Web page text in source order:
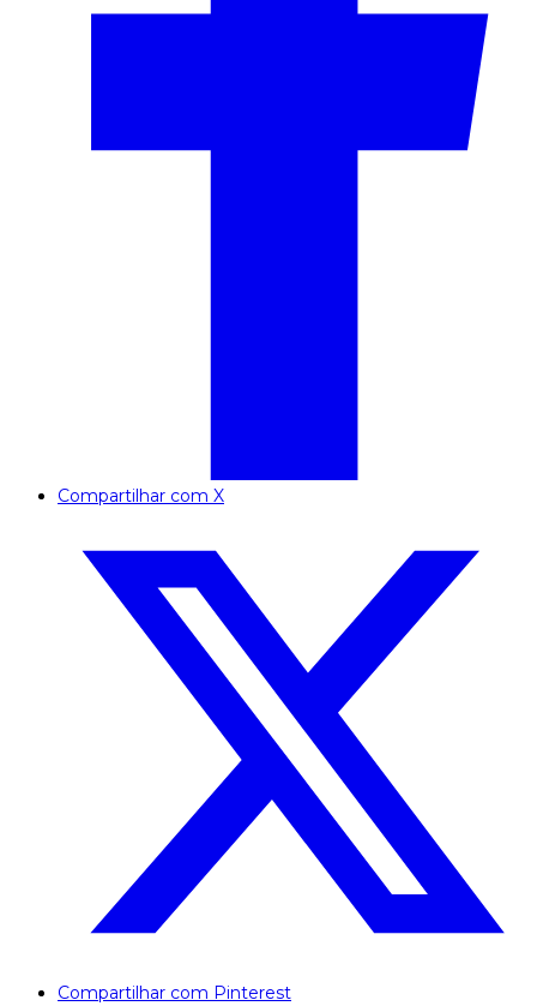
Compartilhar com X
Compartilhar com Pinterest